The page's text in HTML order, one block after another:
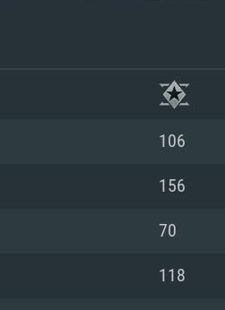
106
156
70
118